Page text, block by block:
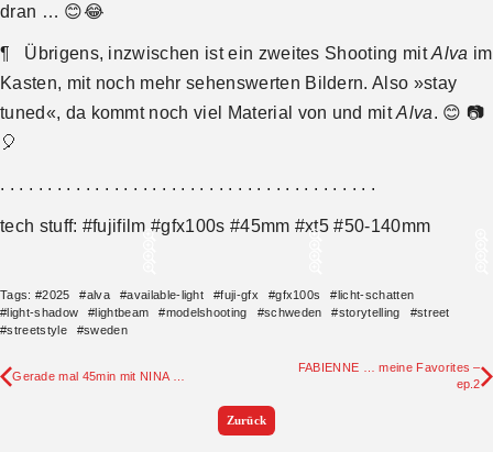
dran … 😊😂
¶ Übrigens, inzwischen ist ein zweites Shooting mitAlva im
Kasten, mit noch mehr sehenswerten Bildern. Also »stay
tuned«, da kommt noch viel Material von und mitAlva. 😊 📷
🎈
. . . . . . . . . . . . . . . . . . . . . . . . . . . . . . . . . . . . . . . .
tech stuff: #fujifilm #gfx100s #45mm #xt5 #50-140mm
Tags: #2025 #alva #available-light #fuji-gfx #gfx100s #licht-schatten
#light-shadow #lightbeam #modelshooting #schweden #storytelling #street
#streetstyle #sweden
FABIENNE … meine Favorites –
ep.2
Gerade mal 45min mit NINA …
Zurück